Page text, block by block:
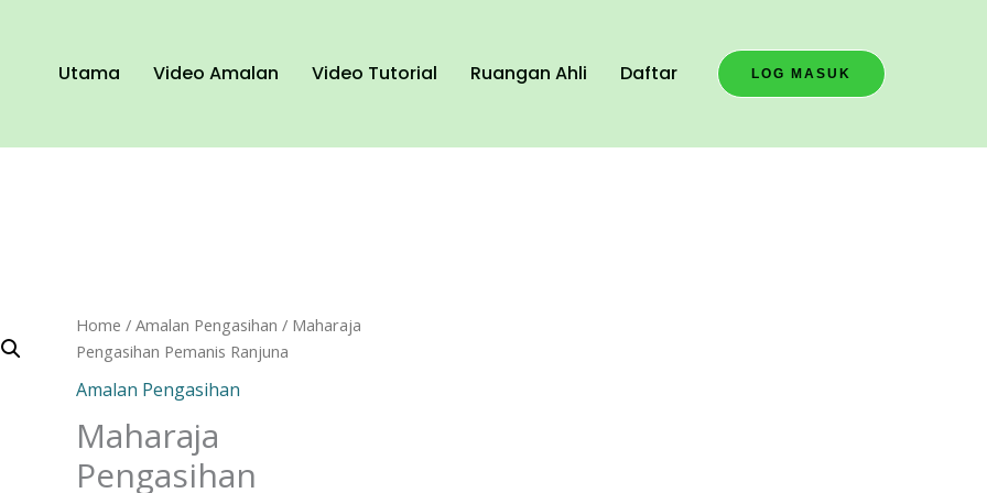
Utama Video Amalan Video Tutorial Ruangan Ahli Daftar LOG MASUK
Home /Amalan Pengasihan / Maharaja
Pengasihan Pemanis Ranjuna
Amalan Pengasihan
Maharaja
Pengasihan
Maharaja
Pengasihan
Pemanis
Ranjuna
quantity